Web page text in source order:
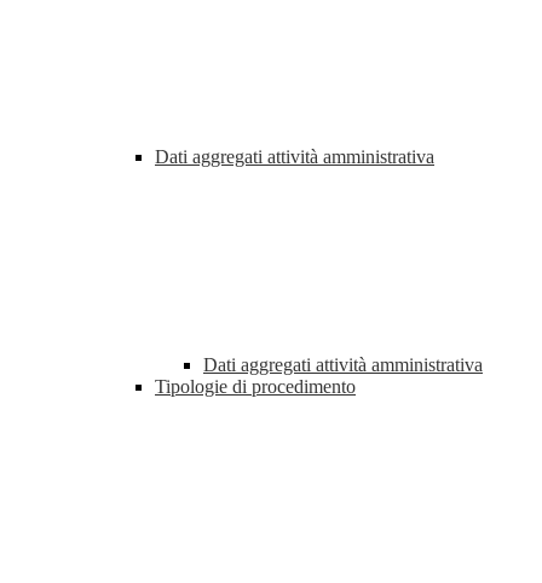
Dati aggregati attività amministrativa
Dati aggregati attività amministrativa
Tipologie di procedimento